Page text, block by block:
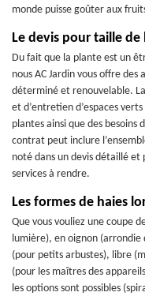
monde puisse goûter aux
Le devis pour taille de
Du fait que la plante est un
nous AC Jardin vous offre
déterminé et renouvelable.
et d’entretien d’espaces
plantes ainsi que des besoins
contrat peut inclure
noté dans un devis détaillé et
services à rendre.
Les formes de haies
Que vous vouliez une coupe
lumière), en oignon
(pour petits arbustes), libre
(pour les maîtres des
les options sont possibles